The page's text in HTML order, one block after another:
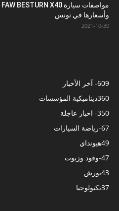
وأسعارها في تونس
2021-10-30
- آخر الأخبار609
ديناميكية المؤسسات360
- اخبار عاجلة350
-رياضة السيارات67
هيونداي49
-وقود وزيوت47
بورش43
تكنولوجيا37